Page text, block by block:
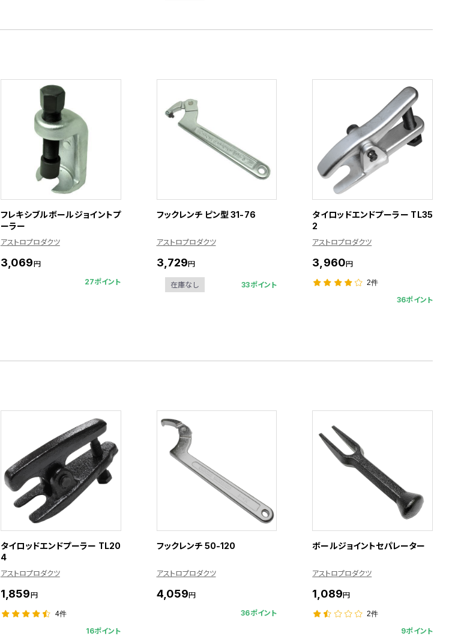
フレキシブルボールジョイントプ
ーラー
アストロプロダクツ
3,069円
27ポイント
フックレンチ ピン型 31-76
アストロプロダクツ
3,729円
在庫なし 33ポイント
タイロッドエンドプーラー TL35
2
アストロプロダクツ
3,960円
2件
36ポイント
タイロッドエンドプーラー TL20
4
アストロプロダクツ
1,859円
4件
16ポイント
フックレンチ 50-120
アストロプロダクツ
4,059円
36ポイント
ボールジョイントセパレーター
アストロプロダクツ
1,089円
2件
9ポイント